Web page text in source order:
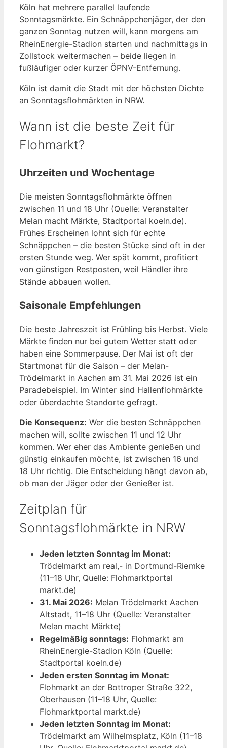
Köln hat mehrere parallel laufende
Sonntagsmärkte. Ein Schnäppchenjäger, der den
ganzen Sonntag nutzen will, kann morgens am
RheinEnergie-Stadion starten und nachmittags in
Zollstock weitermachen – beide liegen in
fußläufiger oder kurzer ÖPNV-Entfernung.
Köln ist damit die Stadt mit der höchsten Dichte
an Sonntagsflohmärkten in NRW.
Wann ist die beste Zeit für
Flohmarkt?
Uhrzeiten und Wochentage
Die meisten Sonntagsflohmärkte öffnen
zwischen 11 und 18 Uhr (Quelle: Veranstalter
Melan macht Märkte, Stadtportal koeln.de).
Frühes Erscheinen lohnt sich für echte
Schnäppchen – die besten Stücke sind oft in der
ersten Stunde weg. Wer spät kommt, profitiert
von günstigen Restposten, weil Händler ihre
Stände abbauen wollen.
Saisonale Empfehlungen
Die beste Jahreszeit ist Frühling bis Herbst. Viele
Märkte finden nur bei gutem Wetter statt oder
haben eine Sommerpause. Der Mai ist oft der
Startmonat für die Saison – der Melan-
Trödelmarkt in Aachen am 31. Mai 2026 ist ein
Paradebeispiel. Im Winter sind Hallenflohmärkte
oder überdachte Standorte gefragt.
Die Konsequenz: Wer die besten Schnäppchen
machen will, sollte zwischen 11 und 12 Uhr
kommen. Wer eher das Ambiente genießen und
günstig einkaufen möchte, ist zwischen 16 und
18 Uhr richtig. Die Entscheidung hängt davon ab,
ob man der Jäger oder der Genießer ist.
Zeitplan für
Sonntagsflohmärkte in NRW
Jeden letzten Sonntag im Monat:
Trödelmarkt am real,- in Dortmund-Riemke
(11–18 Uhr, Quelle: Flohmarktportal
markt.de)
31. Mai 2026: Melan Trödelmarkt Aachen
Altstadt, 11–18 Uhr (Quelle: Veranstalter
Melan macht Märkte)
Regelmäßig sonntags: Flohmarkt am
RheinEnergie-Stadion Köln (Quelle:
Stadtportal koeln.de)
Jeden ersten Sonntag im Monat:
Flohmarkt an der Bottroper Straße 322,
Oberhausen (11–18 Uhr, Quelle:
Flohmarktportal markt.de)
Jeden letzten Sonntag im Monat:
Trödelmarkt am Wilhelmsplatz, Köln (11–18